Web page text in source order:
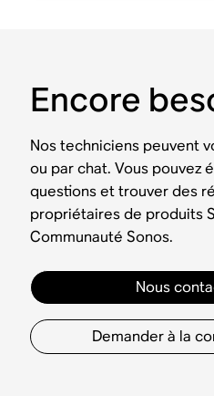
Encore
Nos techniciens peuvent
ou par chat. Vous pouvez
questions et trouver des
propriétaires de produits
Communauté Sonos.
Nous
Demander à la